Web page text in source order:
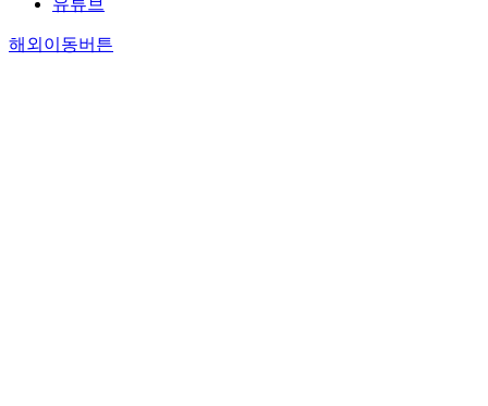
유튜브
해외이동버튼